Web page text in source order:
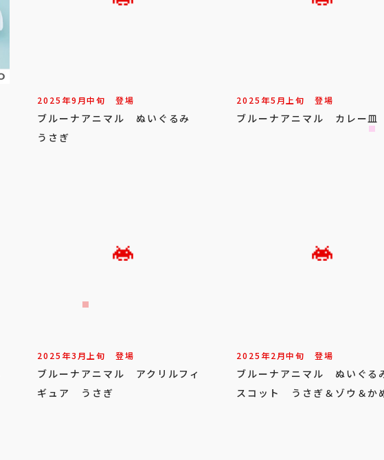
2025年9月中旬 登場
ブルーナアニマル ぬいぐるみ
うさぎ
2025年5月上旬 登場
ブルーナアニマル カレー皿
2025年3月上旬 登場
ブルーナアニマル アクリルフィ
ギュア うさぎ
2025年2月中旬 登場
ブルーナアニマル ぬいぐる
スコット うさぎ＆ゾウ＆か